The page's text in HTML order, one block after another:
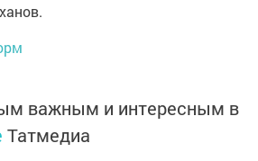
важным и интересным в
Татмедиа